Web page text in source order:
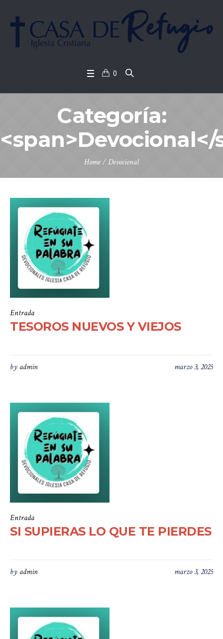
0
Categoría:
<span>Devocional</
Home/Devocional
Entrada
TESOROS NUEVOS Y VIEJOS
marzo 3, 2025
by admin
Entrada
SI SUPIERAS LO QUE TE PIERDES
marzo 3, 2025
by admin